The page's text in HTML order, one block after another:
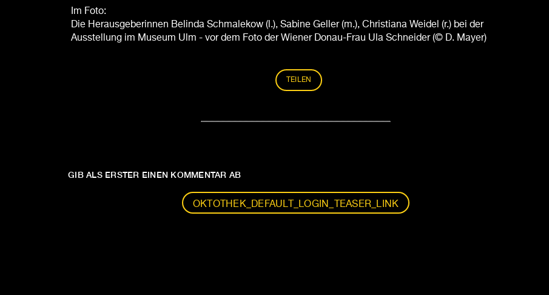
Im Foto:
Die Herausgeberinnen Belinda Schmalekow (l.), Sabine Geller (m.), Christiana Weidel (r.) bei der
Ausstellung im Museum Ulm - vor dem Foto der Wiener Donau-Frau Ula Schneider (© D. Mayer)
TEILEN
GIB ALS ERSTER EINEN KOMMENTAR AB
OKTOTHEK_DEFAULT_LOGIN_TEASER_LINK